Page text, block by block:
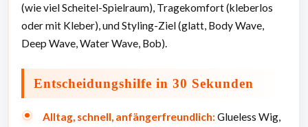
(wie viel Scheitel-Spielraum), Tragekomfort (kleberlos
oder mit Kleber), und Styling-Ziel (glatt, Body Wave,
Deep Wave, Water Wave, Bob).
Entscheidungshilfe in 30 Sekunden
Alltag, schnell, anfängerfreundlich:Glueless Wig,